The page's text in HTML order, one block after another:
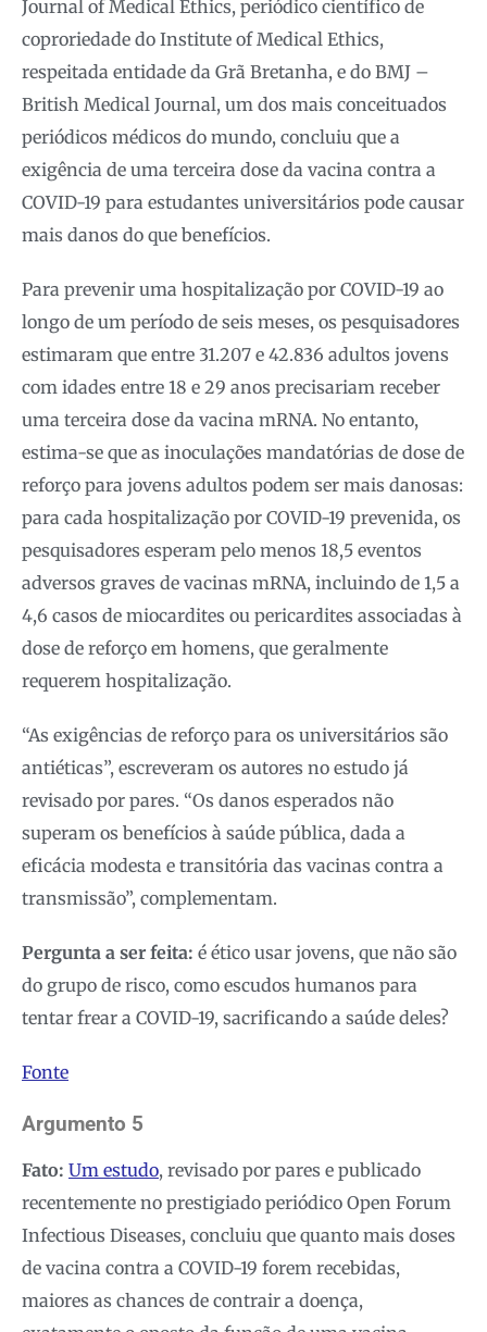
Journal of Medical Ethics, periódico científico de
coproriedade do Institute of Medical Ethics,
respeitada entidade da Grã Bretanha, e do BMJ –
British Medical Journal, um dos mais conceituados
periódicos médicos do mundo, concluiu que a
exigência de uma terceira dose da vacina contra a
COVID-19 para estudantes universitários pode causar
mais danos do que benefícios.
Para prevenir uma hospitalização por COVID-19 ao
longo de um período de seis meses, os pesquisadores
estimaram que entre 31.207 e 42.836 adultos jovens
com idades entre 18 e 29 anos precisariam receber
uma terceira dose da vacina mRNA. No entanto,
estima-se que as inoculações mandatórias de dose de
reforço para jovens adultos podem ser mais danosas:
para cada hospitalização por COVID-19 prevenida, os
pesquisadores esperam pelo menos 18,5 eventos
adversos graves de vacinas mRNA, incluindo de 1,5 a
4,6 casos de miocardites ou pericardites associadas à
dose de reforço em homens, que geralmente
requerem hospitalização.
“As exigências de reforço para os universitários são
antiéticas”, escreveram os autores no estudo já
revisado por pares. “Os danos esperados não
superam os benefícios à saúde pública, dada a
eficácia modesta e transitória das vacinas contra a
transmissão”, complementam.
Pergunta a ser feita: é ético usar jovens, que não são
do grupo de risco, como escudos humanos para
tentar frear a COVID-19, sacrificando a saúde deles?
Fonte
Argumento 5
Fato: Um estudo, revisado por pares e publicado
recentemente no prestigiado periódico Open Forum
Infectious Diseases, concluiu que quanto mais doses
de vacina contra a COVID-19 forem recebidas,
maiores as chances de contrair a doença,